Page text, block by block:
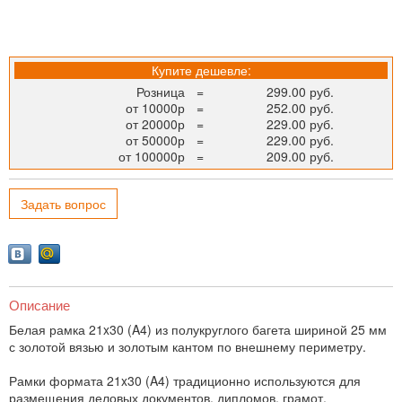
Купите дешевле:
Розница
=
299.00 руб.
от 10000р
=
252.00 руб.
от 20000р
=
229.00 руб.
от 50000р
=
229.00 руб.
от 100000р
= 209.00 руб.
Задать вопрос
Описание
Белая рамка 21x30 (A4) из полукруглого багета шириной 25 мм
с золотой вязью и золотым кантом по внешнему периметру.
Рамки формата 21x30 (A4) традиционно используются для
размещения деловых документов, дипломов, грамот,